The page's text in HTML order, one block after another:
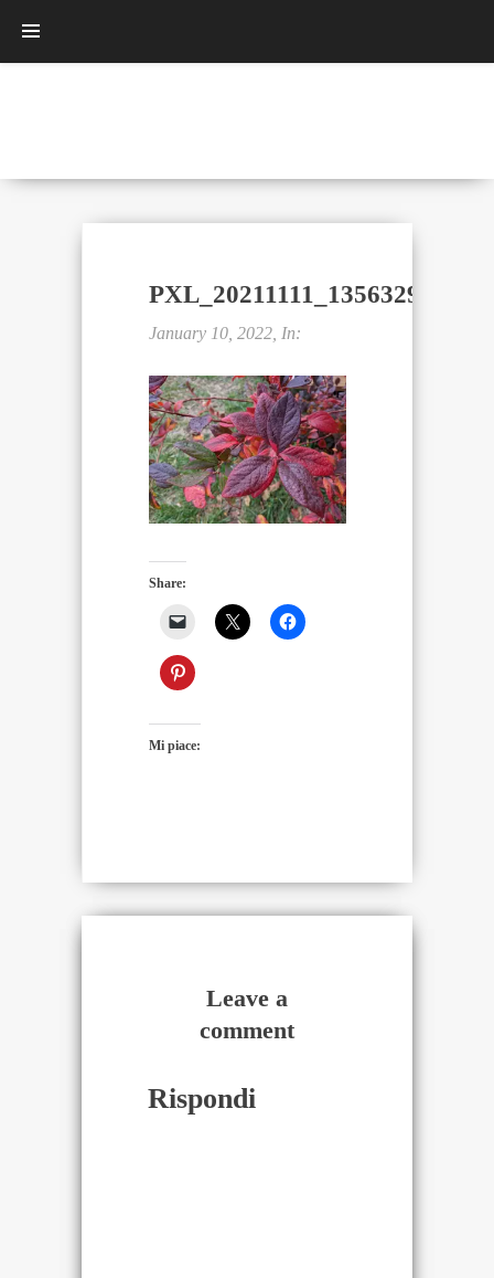
PXL_20211111_135632963.MP
January 10, 2022, In:
Share:
Mi piace:
Leave a
comment
Rispondi